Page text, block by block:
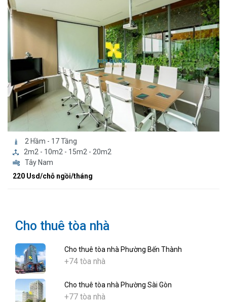
2 Hầm - 17 Tầng
2m2 - 10m2 - 15m2 - 20m2
Tây Nam
220 Usd/chỗ ngồi/tháng
Cho thuê tòa nhà
Cho thuê tòa nhà Phường Bến Thành
+74 tòa nhà
Cho thuê tòa nhà Phường Sài Gòn
+77 tòa nhà